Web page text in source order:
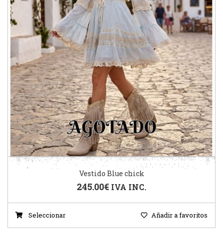
Vestido Blue chick
245.00€ IVA INC.
Seleccionar Añadir a favoritos